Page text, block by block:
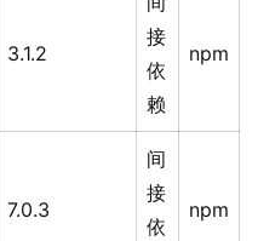
3.1.2
接
依
赖
npm
7.0.3
间
接
依
npm